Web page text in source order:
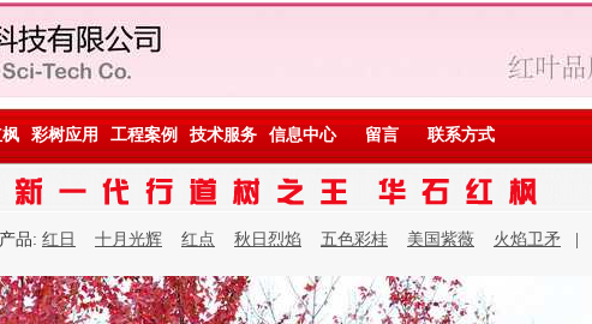
彩树应用 工程案例 技术服务 信息中心 留言 联系方式
品: 红日 十月光辉 红点 秋日烈焰 五色彩桂 美国紫薇 火焰卫矛